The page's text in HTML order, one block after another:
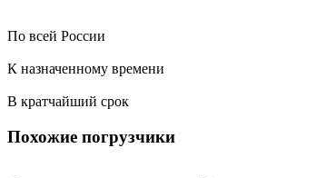
По всей России
К назначенному времени
В кратчайший срок
Похожие погрузчики